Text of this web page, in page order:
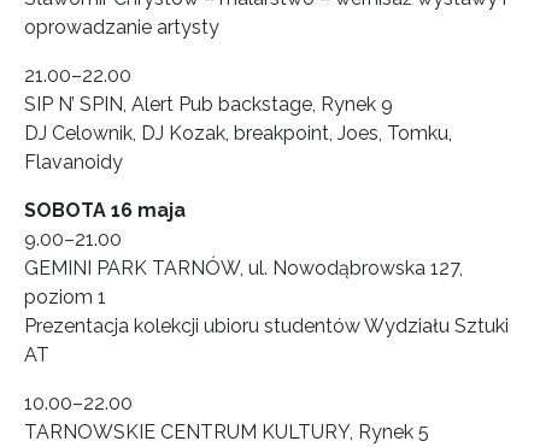
oprowadzanie artysty
21.00–22.00
SIP N’ SPIN, Alert Pub backstage, Rynek 9
DJ Celownik, DJ Kozak, breakpoint, Joes, Tomku,
Flavanoidy
SOBOTA 16 maja
9.00–21.00
GEMINI PARK TARNÓW, ul. Nowodąbrowska 127,
poziom 1
Prezentacja kolekcji ubioru studentów Wydziału Sztuki
AT
10.00–22.00
TARNOWSKIE CENTRUM KULTURY, Rynek 5